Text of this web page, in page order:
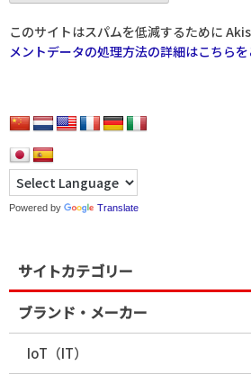
このサイトはスパムを低減するために
メントデータの処理方法の詳細はこちら
Powered by Translate
サイトカテゴリー
ブランド・メーカー
IoT（IT）